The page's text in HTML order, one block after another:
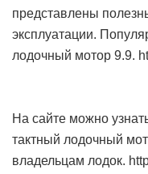
представлены
эксплуатации.
лодочный мотор 9.9.
На сайте можно
тактный лодочный
владельцам лодок.